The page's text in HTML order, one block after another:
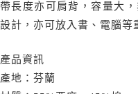
帶長度亦可肩背，容量大
設計，亦可放入書、電腦等
產品資訊
產地：芬蘭